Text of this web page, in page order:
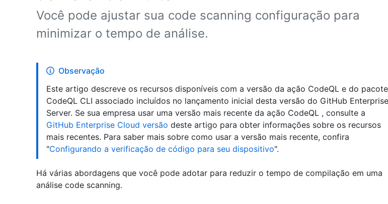
Você pode ajustar sua code scanning configuração para
minimizar o tempo de análise.
Observação
Este artigo descreve os recursos disponíveis com a versão da ação CodeQL e do pacote
CodeQL CLI associado incluídos no lançamento inicial desta versão do GitHub Enterprise
Server. Se sua empresa usar uma versão mais recente da ação CodeQL , consulte a
GitHub Enterprise Cloud versão deste artigo para obter informações sobre os recursos
mais recentes. Para saber mais sobre como usar a versão mais recente, confira
"Configurando a verificação de código para seu dispositivo".
Há várias abordagens que você pode adotar para reduzir o tempo de compilação em uma
análise code scanning.